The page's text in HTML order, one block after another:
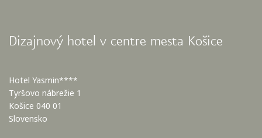
Dizajnový hotel v centre mesta Košice
Hotel Yasmin****
Tyršovo nábrežie 1
Košice 040 01
Slovensko